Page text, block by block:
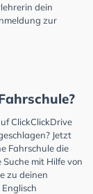
dein
zur
ClickClickDrive
Jetzt
Fahrschule die
mit Hilfe von
zu deinen